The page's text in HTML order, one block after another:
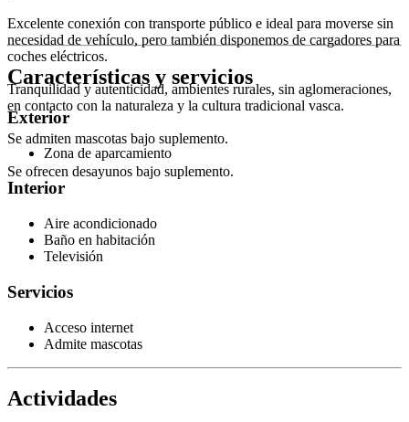
Excelente conexión con transporte público e ideal para moverse sin
necesidad de vehículo, pero también disponemos de cargadores para
coches eléctricos.
Tranquilidad y autenticidad, ambientes rurales, sin aglomeraciones,
en contacto con la naturaleza y la cultura tradicional vasca.
Se admiten mascotas bajo suplemento.
Se ofrecen desayunos bajo suplemento.
Características y servicios
Exterior
Zona de aparcamiento
Interior
Aire acondicionado
Baño en habitación
Televisión
Servicios
Acceso internet
Admite mascotas
Actividades